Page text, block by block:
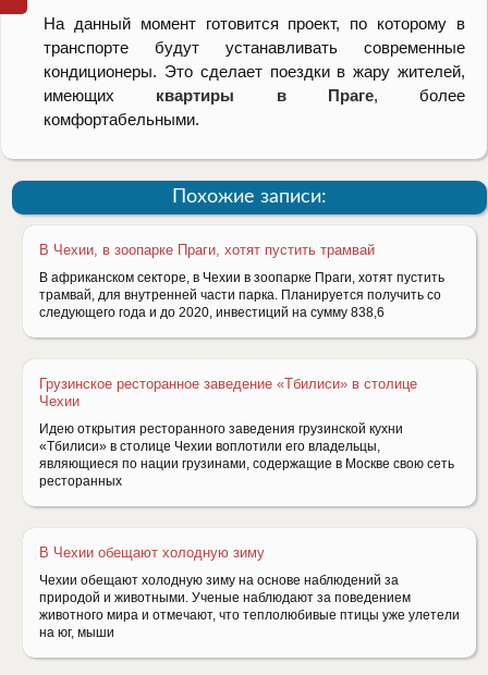
На данный момент готовится проект, по которому в
транспорте будут устанавливать современные
кондиционеры. Это сделает поездки в жару жителей,
имеющих квартиры в Праге, более
комфортабельными.
Похожие записи:
В Чехии, в зоопарке Праги, хотят пустить трамвай
В африканском секторе, в Чехии в зоопарке Праги, хотят пустить
трамвай, для внутренней части парка. Планируется получить со
следующего года и до 2020, инвестиций на сумму 838,6
Грузинское ресторанное заведение «Тбилиси» в столице
Чехии
Идею открытия ресторанного заведения грузинской кухни
«Тбилиси» в столице Чехии воплотили его владельцы,
являющиеся по нации грузинами, содержащие в Москве свою сеть
ресторанных
В Чехии обещают холодную зиму
Чехии обещают холодную зиму на основе наблюдений за
природой и животными. Ученые наблюдают за поведением
животного мира и отмечают, что теплолюбивые птицы уже улетели
на юг, мыши